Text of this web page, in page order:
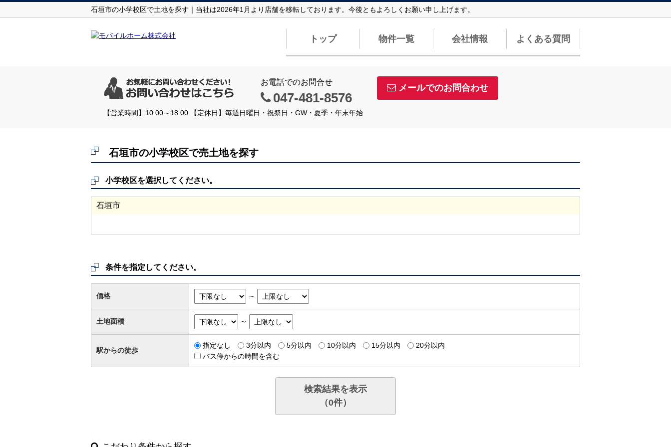
石垣市の小学校区で土地を探す｜当社は2026年1月より店舗を移転しております。今後ともよろしくお願い申し上げます。
トップ 物件一覧 会社情報 よくある質問
お電話でのお問合せ
047-481-8576
メールでのお問合わせ
【営業時間】10:00～18:00 【定休日】毎週日曜日・祝祭日・GW・夏季・年末年始
石垣市の小学校区で売土地を探す
小学校区を選択してください。
石垣市
条件を指定してください。
価格 ～
土地面積 ～
駅からの徒歩
指定なし 3分以内 5分以内 10分以内 15分以内
20分以内
バス停からの時間を含む
検索結果を表示
（0件）